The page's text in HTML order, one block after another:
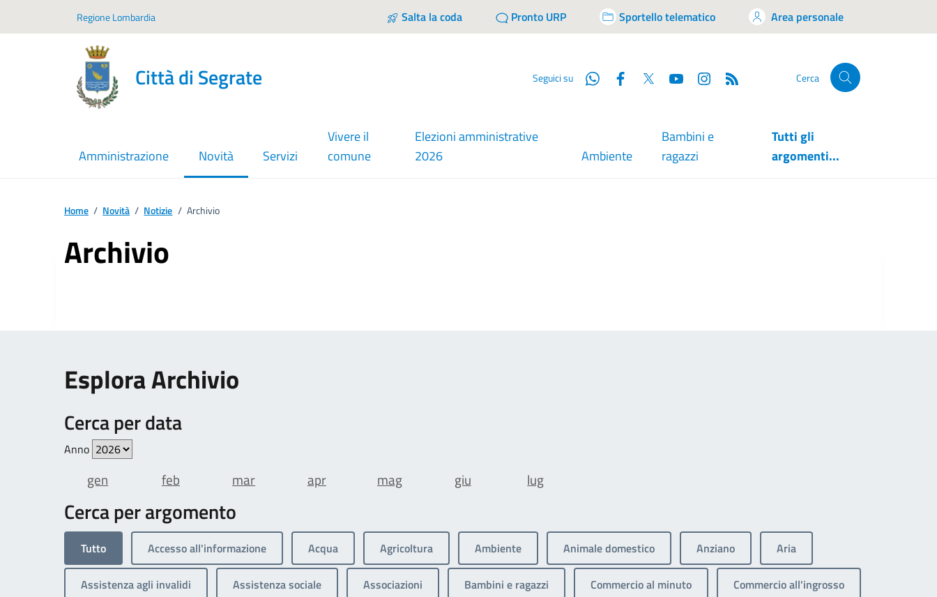
Regione Lombardia Salta la coda Pronto URP Sportello telematico Area personale
Città di Segrate Seguici su WhatsappFacebook
Twitter YouTube Cerca
Amministrazione Novità
menu selezionato
Servizi
Vivere il
comune
Elezioni amministrative
2026
Ambiente
Bambini e
ragazzi
Tutti gli
argomenti...
Home / Novità / Notizie / Archivio
Archivio
Esplora Archivio
Cerca per data
Anno
gen feb mar apr mag giu lug
Cerca per argomento
Tutto Accesso all'informazione Acqua Agricoltura Ambiente Animale domestico Anziano Aria
Assistenza agli invalidi Assistenza sociale Associazioni Bambini e ragazzi Commercio al minuto Commercio all'ingrosso